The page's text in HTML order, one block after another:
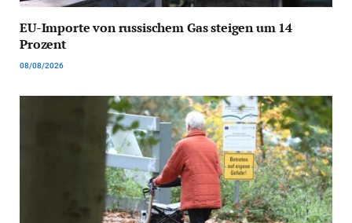
EU-Importe von russischem Gas steigen um 14
Prozent
08/08/2026